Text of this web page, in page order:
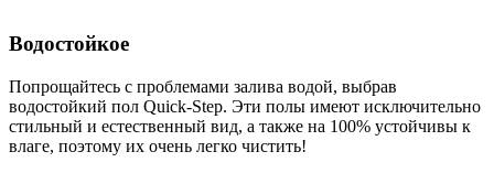
Водостойкое
Попрощайтесь с проблемами залива водой, выбрав
водостойкий пол Quick-Step. Эти полы имеют исключительно
стильный и естественный вид, а также на 100% устойчивы к
влаге, поэтому их очень легко чистить!